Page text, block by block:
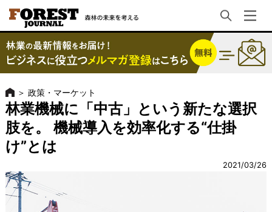
＞ 政策・マーケット
林業機械に「中古」という新たな選択
肢を。 機械導入を効率化する“仕掛
け”とは
2021/03/26